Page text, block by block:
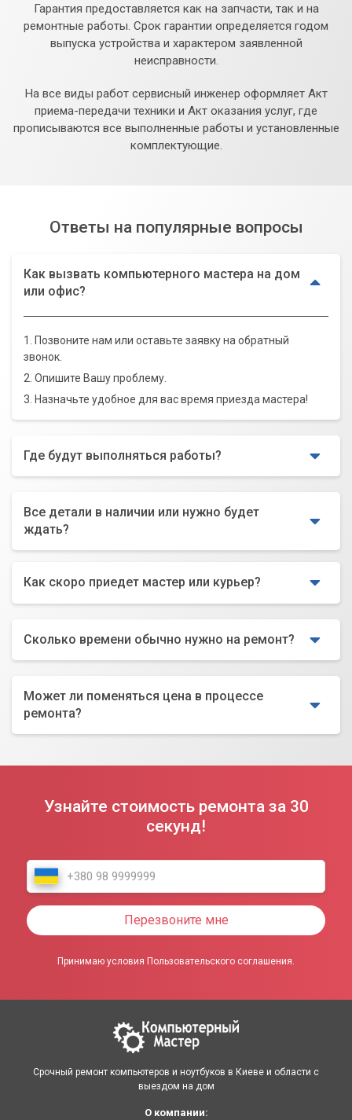
Гарантия предоставляется как на запчасти, так и на
ремонтные работы. Срок гарантии определяется годом
выпуска устройства и характером заявленной
неисправности.
На все виды работ сервисный инженер оформляет Акт
приема-передачи техники и Акт оказания услуг, где
прописываются все выполненные работы и установленные
комплектующие.
Ответы на популярные вопросы
Как вызвать компьютерного мастера на дом
или офис?
1. Позвоните нам или оставьте заявку на обратный
звонок.
2. Опишите Вашу проблему.
3. Назначьте удобное для вас время приезда мастера!
Где будут выполняться работы?
Все детали в наличии или нужно будет
ждать?
Как скоро приедет мастер или курьер?
Сколько времени обычно нужно на ремонт?
Может ли поменяться цена в процессе
ремонта?
Узнайте стоимость ремонта за 30
секунд!
Перезвоните мне
Принимаю условия Пользовательского соглашения.
Срочный ремонт компьютеров и ноутбуков в Киеве и области с
выездом на дом
О компании: